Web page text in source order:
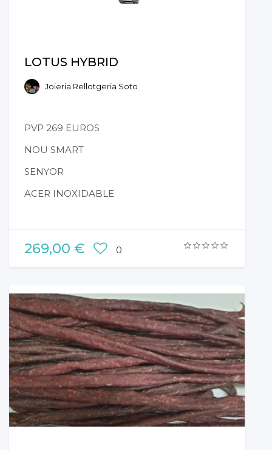
LOTUS HYBRID
Joieria Rellotgeria Soto
PVP 269 EUROS
NOU SMART
SENYOR
ACER INOXIDABLE
269,00 € 0